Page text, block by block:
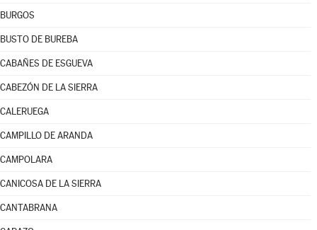
BURGOS
BUSTO DE BUREBA
CABAÑES DE ESGUEVA
CABEZÓN DE LA SIERRA
CALERUEGA
CAMPILLO DE ARANDA
CAMPOLARA
CANICOSA DE LA SIERRA
CANTABRANA